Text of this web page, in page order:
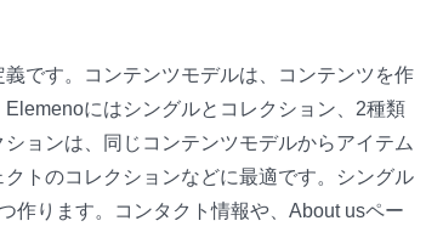
です。コンテンツモデルは、コンテンツを作
にはシングルとコレクション、2種類
ョンは、同じコンテンツモデルからアイテム
トのコレクションなどに最適です。シングル
作ります。コンタクト情報や、About usペー